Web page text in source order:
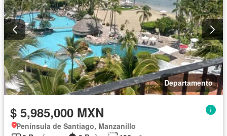
Departamento
$ 5,985,000 MXN
Península de Santiago, Manzanillo